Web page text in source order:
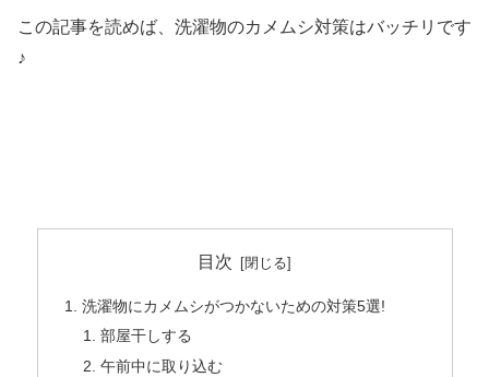
この記事を読めば、洗濯物のカメムシ対策はバッチリです
♪
目次
洗濯物にカメムシがつかないための対策5選!
部屋干しする
午前中に取り込む